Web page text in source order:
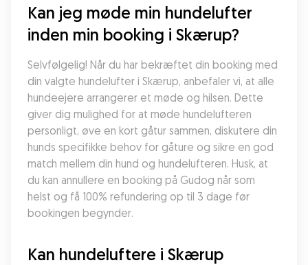
Kan jeg møde min hundelufter
inden min booking i Skærup?
Selvfølgelig! Når du har bekræftet din booking med
din valgte hundelufter i Skærup, anbefaler vi, at alle
hundeejere arrangerer et møde og hilsen. Dette
giver dig mulighed for at møde hundelufteren
personligt, øve en kort gåtur sammen, diskutere din
hunds specifikke behov for gåture og sikre en god
match mellem din hund og hundelufteren. Husk, at
du kan annullere en booking på Gudog når som
helst og få 100% refundering op til 3 dage før
bookingen begynder.
Kan hundeluftere i Skærup